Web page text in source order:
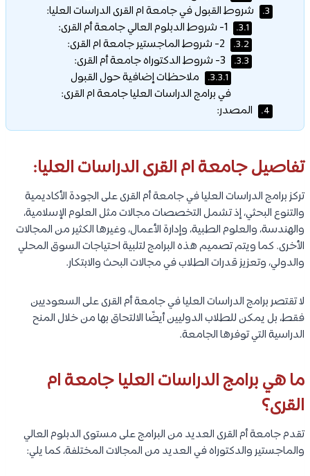
3. شروط القبول في جامعة ام القرى الدراسات العليا:
3.1.
3.2.
3.3.
3.3.1.
ملاحظات إضافية حول القبول
في برامج الدراسات العليا جامعة ام القرى:
4. المصدر:
تفاصيل جامعة ام القرى الدراسات العليا:
تركز برامج الدراسات العليا في جامعة أم القرى على الجودة الأكاديمية
والتنوع البحثي، إذ تشمل التخصصات مجالات مثل العلوم الإسلامية،
والهندسة، والعلوم الطبية، وإدارة الأعمال، وغيرها الكثير من المجالات
الأخرى. كما ويتم تصميم هذه البرامج لتلبية احتياجات السوق المحلي
والدولي، وتعزيز قدرات الطلاب في مجالات البحث والابتكار.
لا تقتصر برامج الدراسات العليا في جامعة أم القرى على السعوديين
فقط، بل يمكن للطلاب الدوليين أيضًا الالتحاق بها من خلال المنح
الدراسية التي توفرها الجامعة.
ما هي برامج الدراسات العليا جامعة ام
القرى؟
تقدم جامعة أم القرى العديد من البرامج على مستوى الدبلوم العالي
والماجستير والدكتوراه في العديد من المجالات المختلفة، كما يلي: